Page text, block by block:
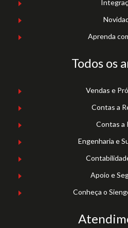
Aprenda
Todos os
Vendas e
Contas a
Contas a
Engenharia e
Apoio e
Conheça o